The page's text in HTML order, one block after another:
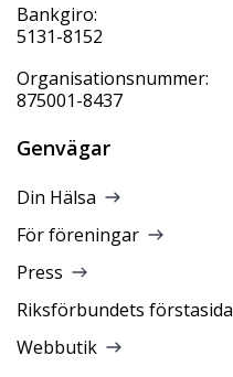
Bankgiro:
5131-8152
Organisationsnummer:
875001-8437
Genvägar
Din Hälsa
För föreningar
Press
Riksförbundets förstasida
Webbutik